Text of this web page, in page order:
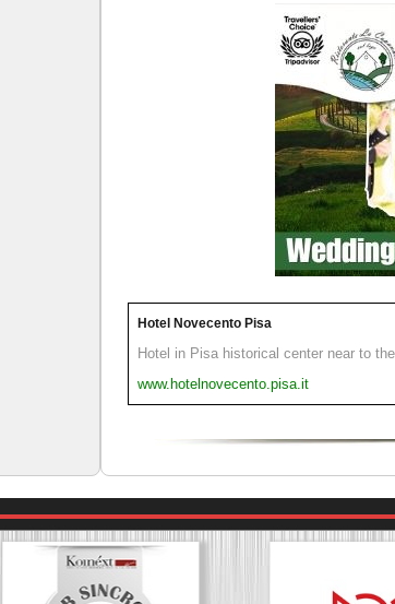
Hotel Novecento Pisa
Hotel in Pisa historical center near to
www.hotelnovecento.pisa.it